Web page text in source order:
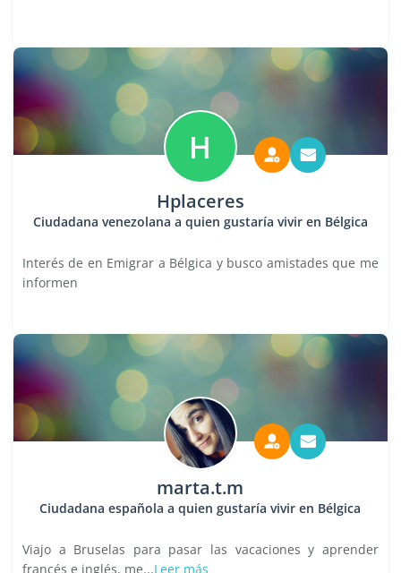
H
Hplaceres
Ciudadana venezolana a quien gustaría vivir en Bélgica
Interés de en Emigrar a Bélgica y busco amistades que me
informen
marta.t.m
Ciudadana española a quien gustaría vivir en Bélgica
Viajo a Bruselas para pasar las vacaciones y aprender
francés e inglés, me...Leer más